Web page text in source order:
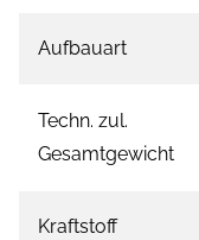
Aufbauart
Techn. zul.
Gesamtgewicht
Kraftstoff